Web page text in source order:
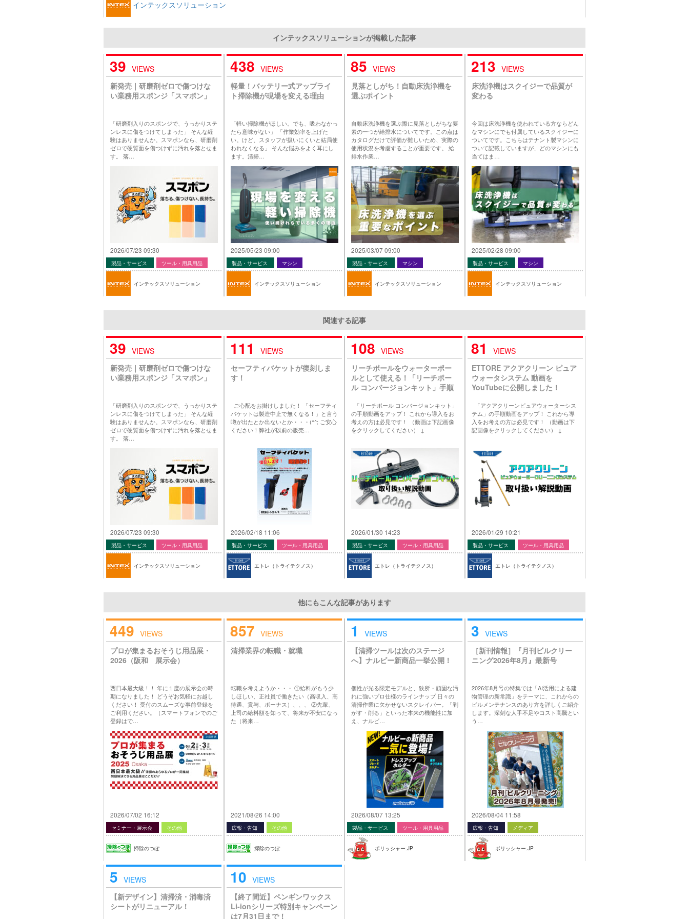
インテックスソリューション
インテックスソリューションが掲載した記事
39 VIEWS
新発売｜研磨剤ゼロで傷つけな
い業務用スポンジ「スマポン」
「研磨剤入りのスポンジで、うっかりステ
ンレスに傷をつけてしまった」 そんな経
験はありませんか。スマポンなら、研磨剤
ゼロで硬質面を傷つけずに汚れを落とせま
す。 落…
2026/07/23 09:30
製品・サービス ツール・用具用品
インテックスソリューション
438 VIEWS
軽量！バッテリー式アップライ
ト掃除機が現場を変える理由
「軽い掃除機がほしい。でも、吸わなかっ
たら意味がない」 「作業効率を上げた
い。けど、スタッフが扱いにくいと結局使
われなくなる」 そんな悩みをよく耳にし
ます。清掃…
2025/05/23 09:00
製品・サービス マシン
インテックスソリューション
85 VIEWS
見落としがち！自動床洗浄機を
選ぶポイント
自動床洗浄機を選ぶ際に見落としがちな要
素の一つが給排水についてです。この点は
カタログだけで評価が難しいため、実際の
使用状況を考慮することが重要です。 給
排水作業…
2025/03/07 09:00
製品・サービス マシン
インテックスソリューション
213 VIEWS
床洗浄機はスクイジーで品質が
変わる
今回は床洗浄機を使われている方ならどん
なマシンにでも付属しているスクイジーに
ついてです。こちらはテナント製マシンに
ついて記載していますが、どのマシンにも
当てはま…
2025/02/28 09:00
製品・サービス マシン
インテックスソリューション
関連する記事
39 VIEWS
新発売｜研磨剤ゼロで傷つけな
い業務用スポンジ「スマポン」
「研磨剤入りのスポンジで、うっかりステ
ンレスに傷をつけてしまった」 そんな経
験はありませんか。スマポンなら、研磨剤
ゼロで硬質面を傷つけずに汚れを落とせま
す。 落…
2026/07/23 09:30
製品・サービス ツール・用具用品
インテックスソリューション
111
VIEWS
セーフティバケットが復刻しま
す！
ご心配をお掛けしました！ 「セーフティ
バケットは製造中止で無くなる！」と言う
噂が出たとか出ないとか・・・(^^; ご安心
ください！弊社が以前の販売…
2026/02/18 11:06
製品・サービス ツール・用具用品
エトレ（トライテクノス）
108 VIEWS
リーチポールをウォーターポー
ルとして使える！「リーチポー
ル コンバージョンキット」手順
た！
「リーチポール コンバージョンキット」
の手順動画をアップ！ これから導入をお
考えの方は必見です！ （動画は下記画像
をクリックしてください） ↓
2026/01/30 14:23
製品・サービス ツール・用具用品
エトレ（トライテクノス）
81
VIEWS
ETTORE アクアクリーン ピュア
ウォータシステム 動画を
YouTubeに公開しました！
「アクアクリーンピュアウォーターシス
テム」の手順動画をアップ！ これから導
入をお考えの方は必見です！ （動画は下
記画像をクリックしてください） ↓
2026/01/29 10:21
製品・サービス ツール・用具用品
エトレ（トライテクノス）
他にもこんな記事があります
449 VIEWS
プロが集まるおそうじ用品展・
2026（阪和 展示会）
西日本最大級！！ 年に１度の展示会の時
期になりました！ どうぞお気軽にお越し
ください！ 受付のスムーズな事前登録を
ご利用ください。（スマートフォンでのご
登録はで…
2026/07/02 16:12
セミナー・展示会 その他
掃除のつぼ
857 VIEWS
清掃業界の転職・就職
転職を考えようか・・・ ①給料がもう少
しほしい、正社員で働きたい（高収入、高
待遇、賞与、ボーナス）、、、 ②先輩、
上司の給料額を知って、将来が不安になっ
た（将来…
2021/08/26 14:00
広報・告知 その他
掃除のつぼ
1
VIEWS
【清掃ツールは次のステージ
へ】ナルビー新商品一挙公開！
個性が光る限定モデルと、狭所・頑固な汚
れに強いプロ仕様のラインナップ 日々の
清掃作業に欠かせないスクレイパー。「剥
がす・削る」といった本来の機能性に加
え、ナルビ…
2026/08/07 13:25
製品・サービス ツール・用具用品
ポリッシャー.JP
3 VIEWS
［新刊情報］『月刊ビルクリー
ニング2026年8月』最新号
2026年8月号の特集では「AI活用による建
物管理の新常識」をテーマに、これからの
ビルメンテナンスのあり方を詳しくご紹介
します。深刻な人手不足やコスト高騰とい
う…
2026/08/04 11:58
広報・告知 メディア
ポリッシャー.JP
5 VIEWS
【新デザイン】清掃済・消毒済
シートがリニューアル！
10 VIEWS
【終了間近】ペンギンワックス
Li-ionシリーズ特別キャンペーン
は7月31日まで！